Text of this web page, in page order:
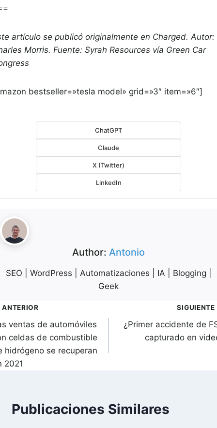
artículo se publicó originalmente en Charged. Autor:
Morris. Fuente: Syrah Resources vía Green Car
bestseller=»tesla model» grid=»3″ item=»6″]
ChatGPT
Claude
X (Twitter)
LinkedIn
Author: Antonio
SEO | WordPress | Automatizaciones | IA | Blogging |
Geek
ANTERIOR
ventas de automóviles
celdas de combustible
hidrógeno se recuperan
2021
SIGUIENTE
¿Primer accidente de
capturado en
Publicaciones Similares